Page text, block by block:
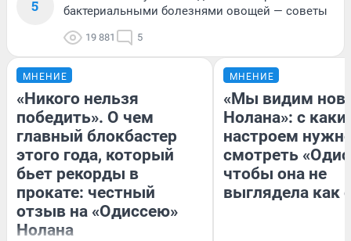
5
бактериальными болезнями овощей — советы
19 881 5
МНЕНИЕ
«Никого нельзя
победить». О чем
главный блокбастер
этого года, который
бьет рекорды в
прокате: честный
отзыв на «Одиссею»
Нолана
МНЕНИЕ
«Мы видим
Нолана»: с
настроем
смотреть
чтобы она не
выглядела как